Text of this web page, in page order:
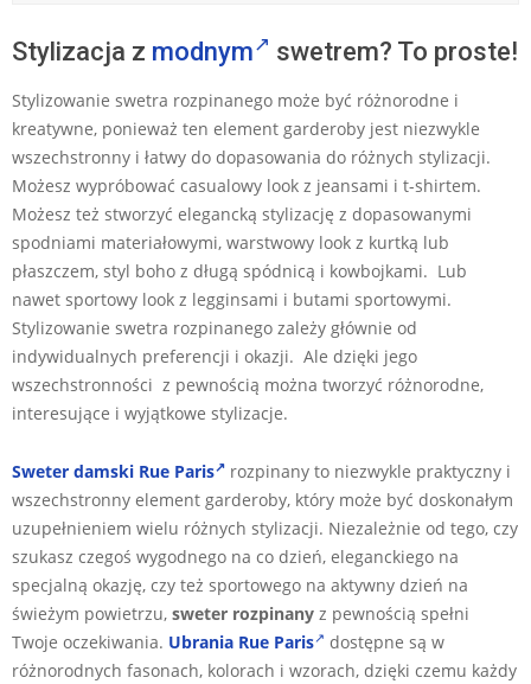
Stylizacja z modnym swetrem? To proste!
Stylizowanie swetra rozpinanego może być różnorodne i
kreatywne, ponieważ ten element garderoby jest niezwykle
wszechstronny i łatwy do dopasowania do różnych stylizacji.
Możesz wypróbować casualowy look z jeansami i t-shirtem.
Możesz też stworzyć elegancką stylizację z dopasowanymi
spodniami materiałowymi, warstwowy look z kurtką lub
płaszczem, styl boho z długą spódnicą i kowbojkami. Lub
nawet sportowy look z legginsami i butami sportowymi.
Stylizowanie swetra rozpinanego zależy głównie od
indywidualnych preferencji i okazji. Ale dzięki jego
wszechstronności z pewnością można tworzyć różnorodne,
interesujące i wyjątkowe stylizacje.
Sweter damski Rue Paris
rozpinany to niezwykle praktyczny i
wszechstronny element garderoby, który może być doskonałym
uzupełnieniem wielu różnych stylizacji. Niezależnie od tego, czy
szukasz czegoś wygodnego na co dzień, eleganckiego na
specjalną okazję, czy też sportowego na aktywny dzień na
świeżym powietrzu, sweter rozpinany z pewnością spełni
Twoje oczekiwania. Ubrania Rue Paris
dostępne są w
różnorodnych fasonach, kolorach i wzorach, dzięki czemu każdy